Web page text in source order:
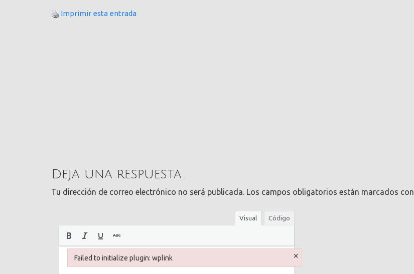
Imprimir esta entrada
Deja una respuesta
Tu dirección de correo electrónico no será publicada. Los campos obligatorios están marcados con
Visual Código
Failed to initialize plugin: wplink ×
Failed to initialize plugin: wplink